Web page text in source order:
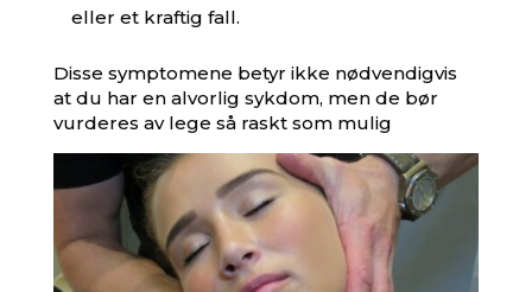
eller et kraftig fall.
Disse symptomene betyr ikke nødvendigvis
at du har en alvorlig sykdom, men de bør
vurderes av lege så raskt som mulig